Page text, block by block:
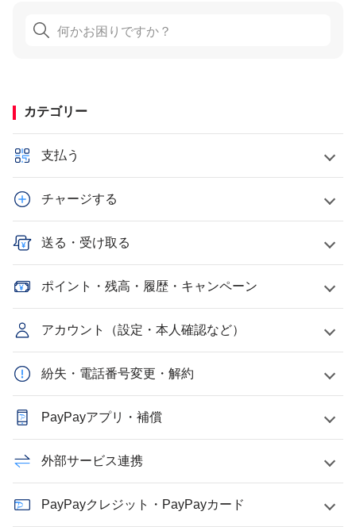
カテゴリー
支払う
チャージする
送る・受け取る
ポイント・残高・履歴・キャンペーン
アカウント（設定・本人確認など）
紛失・電話番号変更・解約
PayPayアプリ・補償
外部サービス連携
PayPayクレジット・PayPayカード